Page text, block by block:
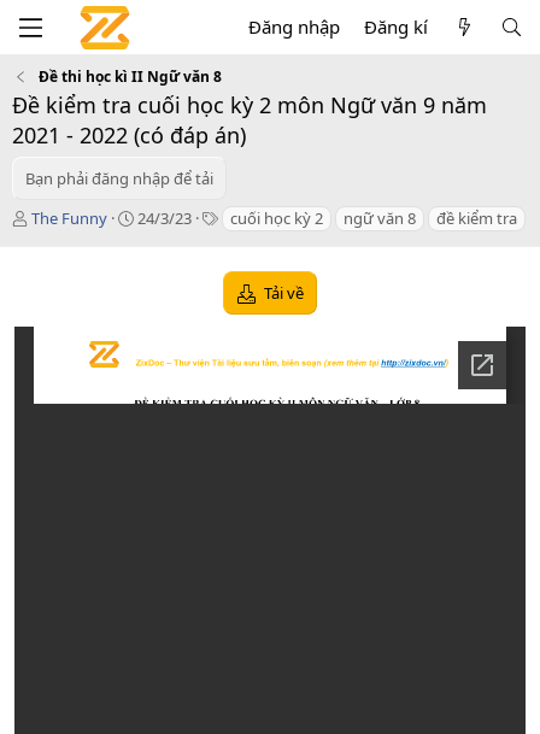
Đăng nhập Đăng kí
Đề thi học kì II Ngữ văn 8
Đề kiểm tra cuối học kỳ 2 môn Ngữ văn 9 năm
2021 - 2022 (có đáp án)
Bạn phải đăng nhập để tải
T
ả
The Funny
C
n
24/3/23
T
s
cuối học kỳ 2 ngữ văn 8 đề kiểm tra
Tải về